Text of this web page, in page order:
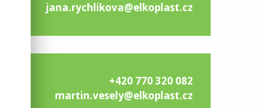
jana.rychlikova@elkoplast.cz
+420 770 320 082
martin.vesely@elkoplast.cz